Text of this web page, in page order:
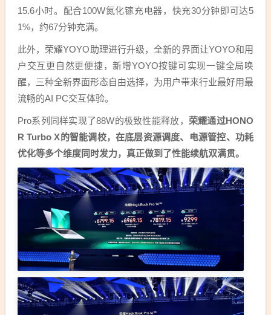
15.6小时。配合100W氮化镓充电器，快充30分钟即可达5
1%，约67分钟充满。
此外，荣耀YOYO助理进行升级，全新的界面让YOYO和用
户交互更自然更便捷，新增YOYO按键可实现一键全局唤
醒，三种全新界面形态自由选择，为用户带来行业最好用最
流畅的AI PC交互体验。
Pro系列同样实现了88W的极致性能释放， 荣耀通过HONO
R Turbo X的智能调校，在底层资源调度、电源管控、功耗
优化等多个维度同时发力，真正做到了性能续航双满贯。